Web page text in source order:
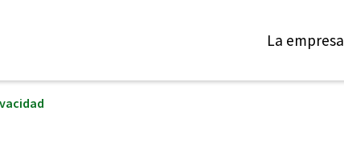
La empresa